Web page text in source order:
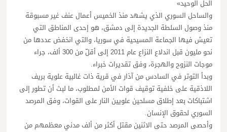
الحل الوحيد»
والساحل السوري الذي يشهد منذ الخميس أعمال عنف غير مسبوقة
منذ وصول السلطة الجديدة إلى دمشق، هو إحدى المناطق التي
تعيش فيها الجماعة المسيحية في سوريا، والتي انخفض عددها من
نحو مليون قبل اندلاع النزاع عام 2011 إلى أقلّ من 300 ألف، جراء
موجات النزوح والهجرة، وفق تقديرات خبراء.
وبدأ التوتر في السادس من آذار في قرية ذات غالبية علوية بريف
اللاذقية على خلفية توقيف قوات الأمن لمطلوب، ما لبث أن تطور إلى
اشتباكات بعد إطلاق مسلحين علويين النار على القوات، وفق المرصد
السوري لحقوق الإنسان.
وأحصى المرصد حتى الاثنين مقتل أكثر من ألف مدني معظمهم من